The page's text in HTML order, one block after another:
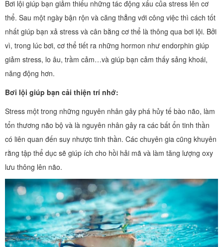
Bơi lội giúp bạn giảm thiểu những tác động xấu của stress lên cơ
thể. Sau một ngày bận rộn và căng thẳng với công việc thì cách tốt
nhất giúp bạn xả stress và cân bằng cơ thể là thông qua bơi lội. Bởi
vì, trong lúc bơi, cơ thể tiết ra những hormon như endorphin giúp
giảm stress, lo âu, trầm cảm…và giúp bạn cảm thấy sảng khoái,
năng động hơn.
Bơi lội giúp bạn cải thiện trí nhớ:
Stress một trong những nguyên nhân gây phá hủy tế bào não, làm
tổn thương não bộ và là nguyên nhân gây ra các bất ổn tinh thần
có liên quan đến suy nhược tinh thần. Các chuyên gia cũng khuyên
rằng tập thể dục sẽ giúp ích cho hồi hải mã và làm tăng lượng oxy
lưu thông lên não.